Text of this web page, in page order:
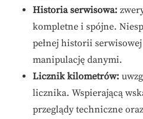
Historia serwisowa:
kompletne i spójne.
pełnej historii
manipulację danymi.
Licznik kilometrów:
licznika. Wspierającą
przeglądy techniczne